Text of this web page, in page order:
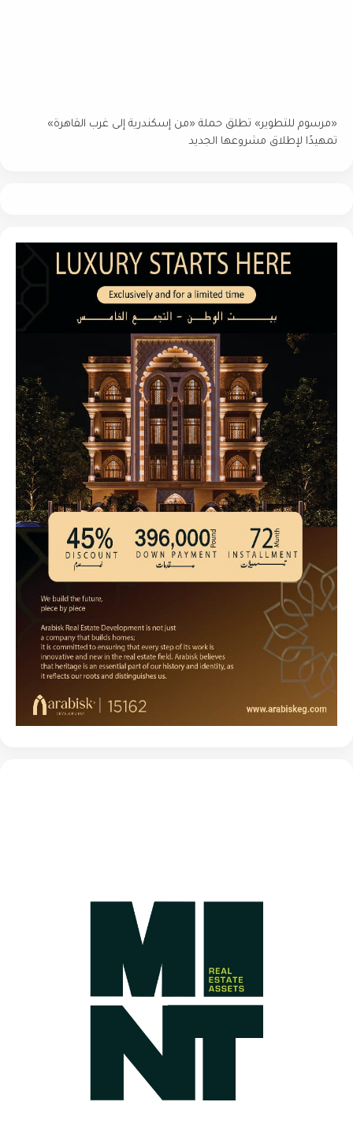
«مرسوم للتطوير» تطلق حملة «من إسكندرية إلى غرب القاهرة»
تمهيدًا لإطلاق مشروعها الجديد